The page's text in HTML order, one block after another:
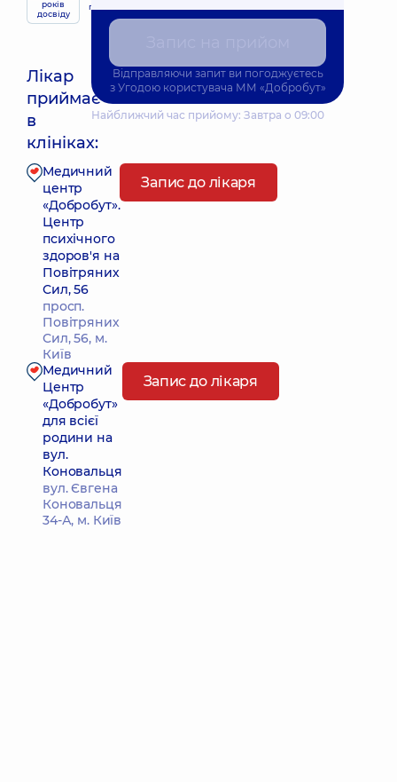
років
досвіду
приймає
Лікар
приймає
в
клініках:
Найближчий час прийому: Завтра о 09:00
Медичний
центр
«Добробут».
Центр
психічного
здоров'я на
Повітряних
Сил, 56
просп.
Повітряних
Сил, 56, м.
Київ
Запис до лікаря
Медичний
Центр
«Добробут»
для всієї
родини на
вул.
Коновальця
вул. Євгена
Коновальця
34-А, м. Київ
Запис до лікаря
Відправляючи запит ви погоджуєтесь
з Угодою користувача ММ «Добробут»